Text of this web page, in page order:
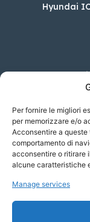
Per fornire le migliori
per memorizzare e/o
Acconsentire a
comportamento di
acconsentire o ritirare
alcune caratteristiche
Manage services
Hyundai
Ferrari
Bentley
Alfa